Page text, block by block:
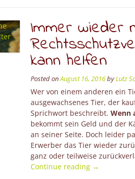
Immer wieder
kann helfen
Posted onAugust 16, 2016byLutz
Wer von einem anderen ein
ausgewachsenes Tier, der
Sprichwort beschreibt.Wenn
bekommt sein Geld und der
an seiner Seite. Doch leider
Erwerber das Tier wieder
ganz oder teilweise
Continue reading “Immer
→